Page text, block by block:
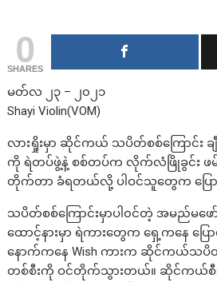
0
SHARES
မတ်လ ၂၃ – ၂၀၂၁
Shayi Violin(VOM)
လားရှိုးမှာ ဆိုင်ကယ် သပိတ်စစ်ကြောင်း
ကို ရဲတပ်ဖွဲ့နဲ့ စစ်တပ်က လိုက်လံဖြိုခွင်း ဖ
တိုက်တာ ခံရတယ်လို့ ပါဝင်သူတွေက ပြေ
သပိတ်စစ်ကြောင်းမှာပါ၀င်တဲ့ အမည်မဖ
ထောင့်နားမှာ ရဲကားတွေက ရှေ့ကနေ ပြေ
နောက်ကနေ Wish ကားက ဆိုင်ကယ်သ
တစ်စီးကို ဝင်တိုက်သွားတယ်။ ဆိုင်ကယ်